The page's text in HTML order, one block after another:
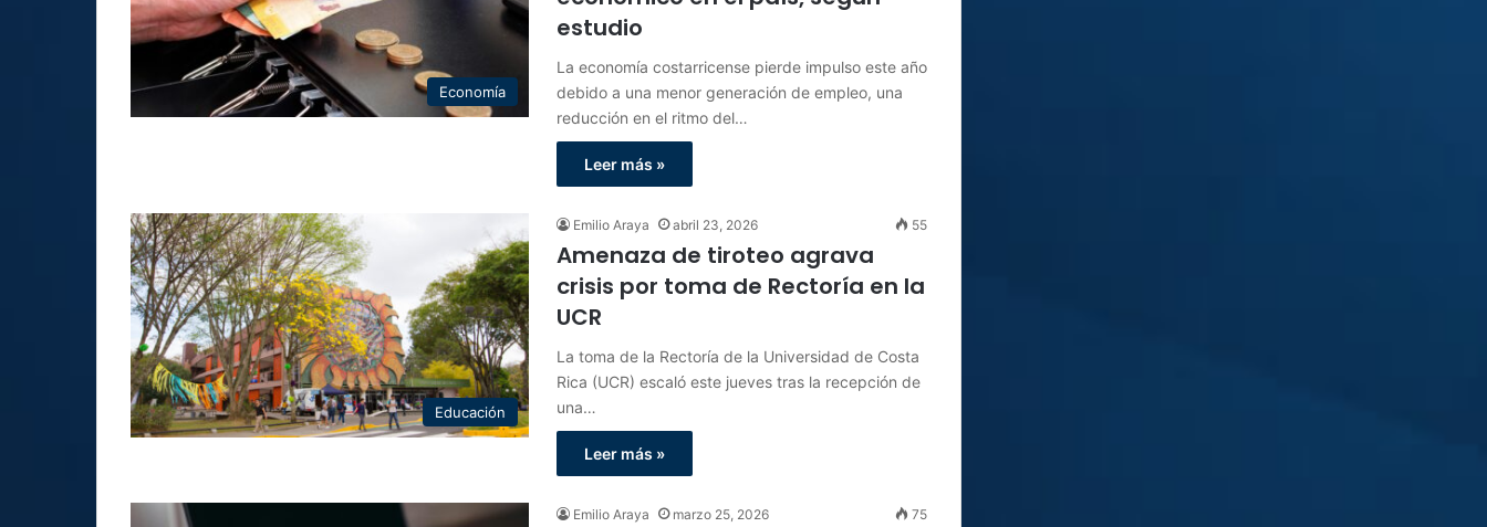
Economía
estudio
La economía costarricense pierde impulso este año
debido a una menor generación de empleo, una
reducción en el ritmo del…
Leer más »
Educación
Emilio Araya abril 23, 2026 55
Amenaza de tiroteo agrava
crisis por toma de Rectoría en la
UCR
La toma de la Rectoría de la Universidad de Costa
Rica (UCR) escaló este jueves tras la recepción de
una…
Leer más »
Emilio Araya marzo 25, 2026 75